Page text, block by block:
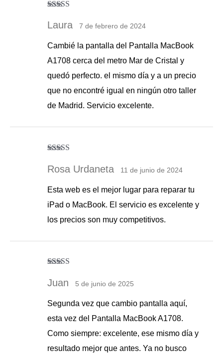
5 de 5
Laura 7 de febrero de 2024
Cambié la pantalla del Pantalla MacBook
A1708 cerca del metro Mar de Cristal y
quedó perfecto. el mismo día y a un precio
que no encontré igual en ningún otro taller
de Madrid. Servicio excelente.
5de 5
Rosa Urdaneta 11 de junio de 2024
Esta web es el mejor lugar para reparar tu
iPad o MacBook. El servicio es excelente y
los precios son muy competitivos.
5de 5
Juan 5 de junio de 2025
Segunda vez que cambio pantalla aquí,
esta vez del Pantalla MacBook A1708.
Como siempre: excelente, ese mismo día y
resultado mejor que antes. Ya no busco